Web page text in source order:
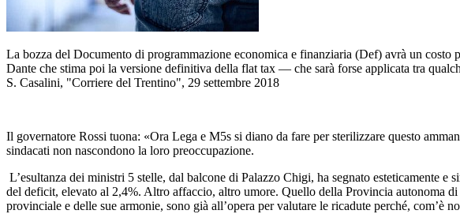
La bozza del Documento di programmazione economica e finanziaria (Def) avrà un
Dante che stima poi la versione definitiva della flat tax — che sarà forse applicata tra
S. Casalini, "Corriere del Trentino", 29 settembre 2018
Il governatore Rossi tuona: «Ora Lega e M5s si diano da fare per sterilizzare questo
sindacati non nascondono la loro preoccupazione.
L’esultanza dei ministri 5 stelle, dal balcone di Palazzo Chigi, ha segnato esteticamente
del deficit, elevato al 2,4%. Altro affaccio, altro umore. Quello della Provincia autonoma
provinciale e delle sue armonie, sono già all’opera per valutare le ricadute perché,